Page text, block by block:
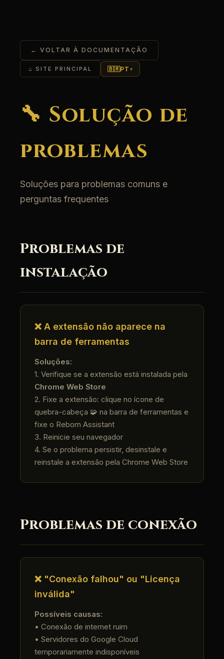
← VOLTAR À DOCUMENTAÇÃO
⌂ SITE PRINCIPAL 🇧🇷PT ▾
🔧 Solução de
problemas
Soluções para problemas comuns e
perguntas frequentes
Problemas de
instalação
❌ A extensão não aparece na
barra de ferramentas
Soluções:
1. Verifique se a extensão está instalada pela
Chrome Web Store
2. Fixe a extensão: clique no ícone de
quebra-cabeça 🧩 na barra de ferramentas e
fixe o Reborn Assistant
3. Reinicie seu navegador
4. Se o problema persistir, desinstale e
reinstale a extensão pela Chrome Web Store
Problemas de conexão
❌ "Conexão falhou" ou "Licença
inválida"
Possíveis causas:
• Conexão de internet ruim
• Servidores do Google Cloud
temporariamente indisponíveis